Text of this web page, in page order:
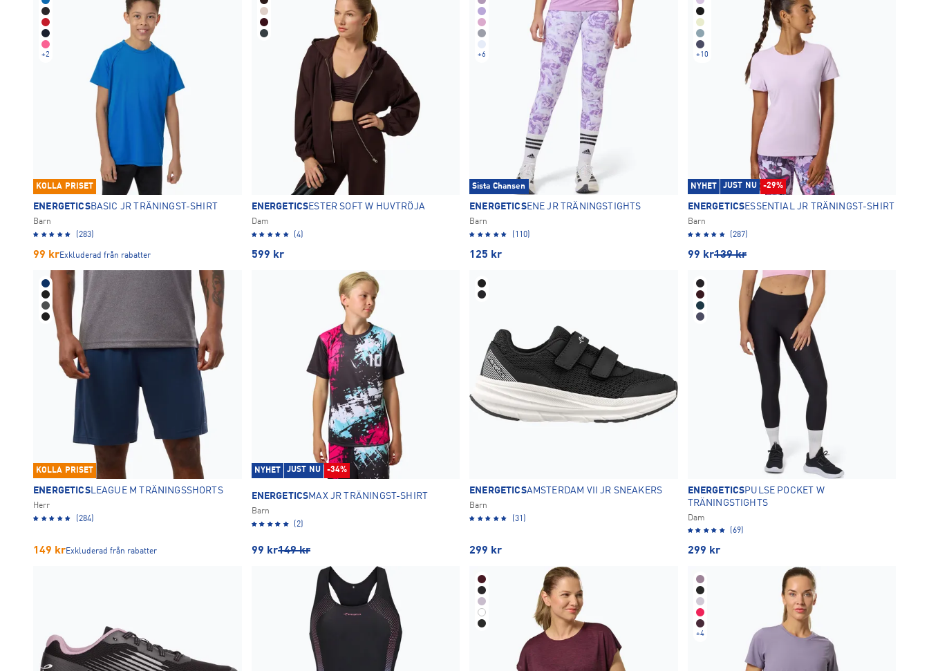
+2
KOLLA PRISET
ENERGETICSBASIC JR TRÄNINGST-SHIRT
Barn
(283)
99 krExkluderad från rabatter
ENERGETICSESTER SOFT W HUVTRÖJA
Dam
(4)
599 kr
+6
Sista Chansen
ENERGETICSENE JR TRÄNINGSTIGHTS
Barn
(110)
125 kr
+10
NYHET JUST NU -29%
ENERGETICSESSENTIAL JR TRÄNINGST-SHIRT
Barn
(287)
99 kr139 kr
KOLLA PRISET
ENERGETICSLEAGUE M TRÄNINGSSHORTS
Herr
(284)
149 krExkluderad från rabatter
NYHET JUST NU -34%
ENERGETICSMAX JR TRÄNINGST-SHIRT
Barn
(2)
99 kr149 kr
ENERGETICSAMSTERDAM VII JR SNEAKERS
Barn
(31)
299 kr
ENERGETICSPULSE POCKET W
TRÄNINGSTIGHTS
Dam
(69)
299 kr
+4